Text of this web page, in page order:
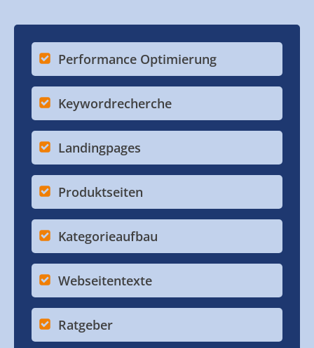
Performance Optimierung
Keywordrecherche
Landingpages
Produktseiten
Kategorieaufbau
Webseitentexte
Ratgeber